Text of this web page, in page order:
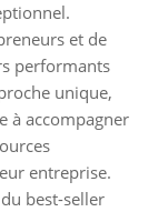
et de
performants
unique,
à accompagner
entreprise.
best-seller